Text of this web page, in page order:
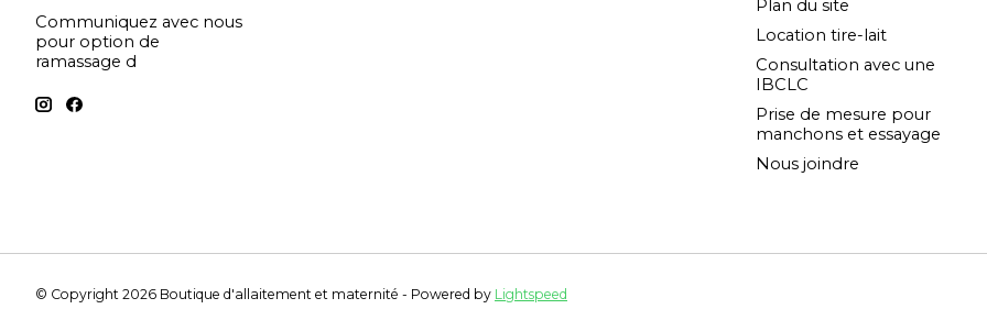
Communiquez avec nous
pour option de
ramassage d
Plan du site
Location tire-lait
Consultation avec une
IBCLC
Prise de mesure pour
manchons et essayage
Nous joindre
© Copyright 2026 Boutique d'allaitement et maternité - Powered by Lightspeed